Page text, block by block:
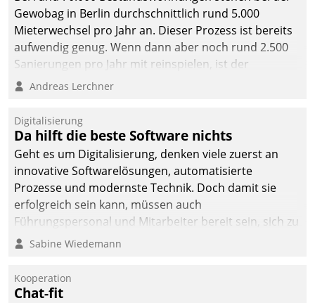
Gewobag in Berlin durchschnittlich rund 5.000
Mieterwechsel pro Jahr an. Dieser Prozess ist bereits
aufwendig genug. Wenn dann aber noch rund 2.500
Sanierungen pro Jahr mit reinspielen, ist der
Betreuungs- und Organisationsaufwand immens. Im
kommunale Wohnungsbauunternehmen daher
gemeinsam mit der Berliner Datatrain GmbH den
Teilprozess der Objektsanierung digitalisiert.
Andreas Lerchner
Digitalisierung
Da hilft die beste Software nichts
Geht es um Digitalisierung, denken viele zuerst an
innovative Softwarelösungen, automatisierte
Prozesse und modernste Technik. Doch damit sie
erfolgreich sein kann, müssen auch
Führungspersonal und Mitarbeiter bereit sein, sich zu
verändern und anzupassen, sonst werden sie an ihr
Sabine Wiedemann
Kooperation
Chat-fit